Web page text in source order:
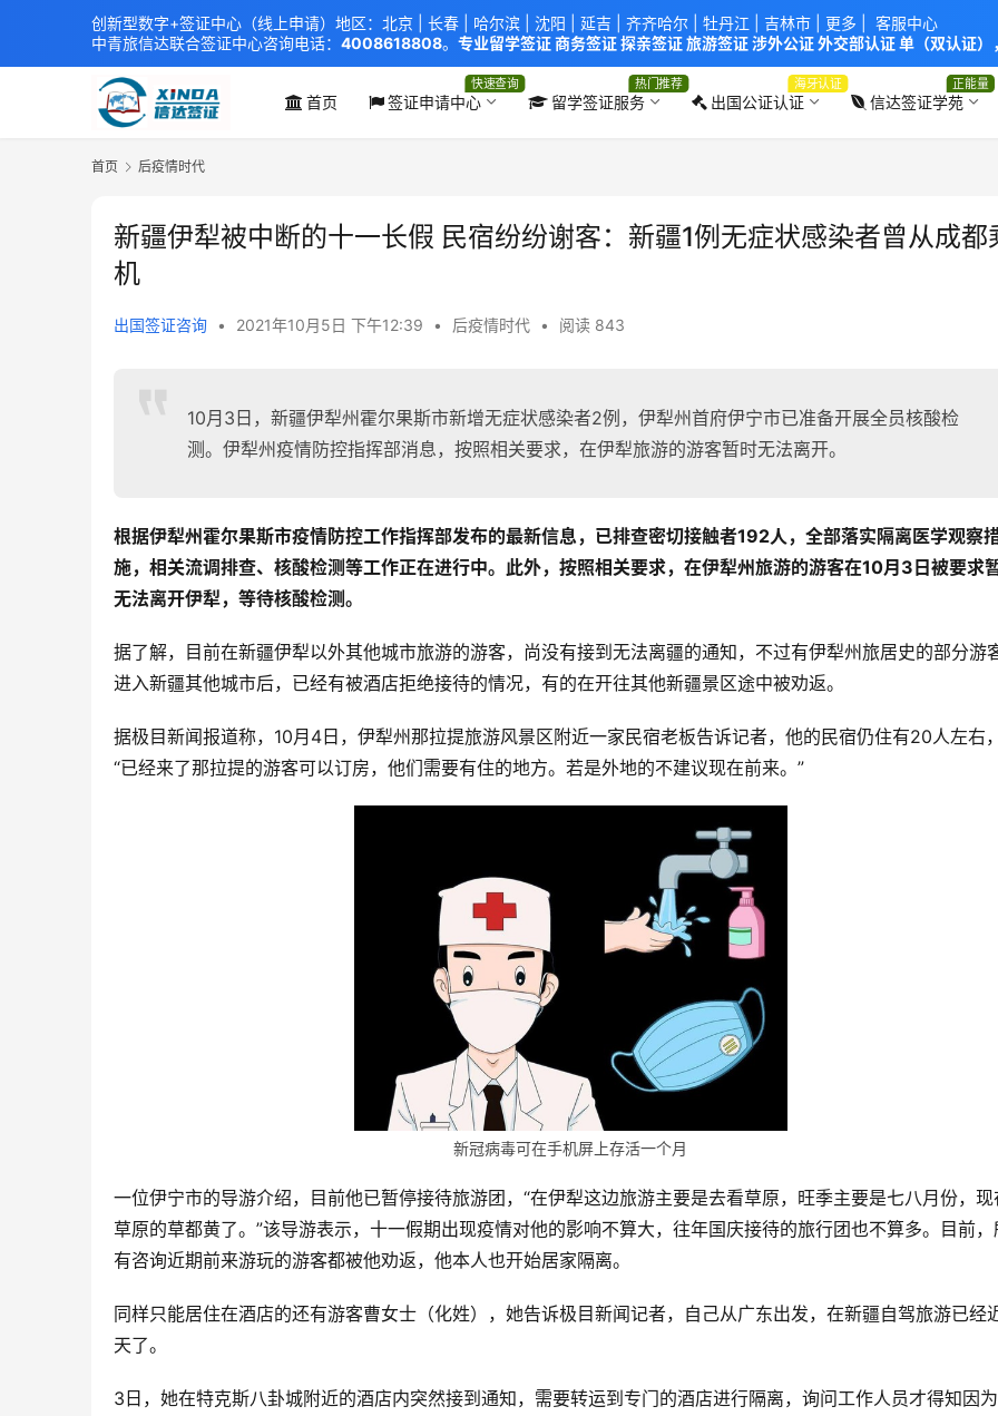
首页 签证申请中心
快速查询
留学签证服务
热门推荐
出国公证认证
海牙认证
信达签证学苑
正能量
首页 后疫情时代
新疆伊犁被中断的十一长假 民宿纷纷谢客：新疆1例无症状感染者曾从成都
机
出国签证咨询 • 2021年10月5日 下午12:39 • 后疫情时代 • 阅读 843
10月3日，新疆伊犁州霍尔果斯市新增无症状感染者2例，伊犁州首府伊宁市已准备开展全员核酸检
测。伊犁州疫情防控指挥部消息，按照相关要求，在伊犁旅游的游客暂时无法离开。
根据伊犁州霍尔果斯市疫情防控工作指挥部发布的最新信息，已排查密切接触者192人，全部落实隔离医学观察
施，相关流调排查、核酸检测等工作正在进行中。此外，按照相关要求，在伊犁州旅游的游客在10月3日被要求
无法离开伊犁，等待核酸检测。
据了解，目前在新疆伊犁以外其他城市旅游的游客，尚没有接到无法离疆的通知，不过有伊犁州旅居史的部分游客
进入新疆其他城市后，已经有被酒店拒绝接待的情况，有的在开往其他新疆景区途中被劝返。
据极目新闻报道称，10月4日，伊犁州那拉提旅游风景区附近一家民宿老板告诉记者，他的民宿仍住有20人左右，
“已经来了那拉提的游客可以订房，他们需要有住的地方。若是外地的不建议现在前来。”
新冠病毒可在手机屏上存活一个月
一位伊宁市的导游介绍，目前他已暂停接待旅游团，“在伊犁这边旅游主要是去看草原，旺季主要是七八月份，现
草原的草都黄了。”该导游表示，十一假期出现疫情对他的影响不算大，往年国庆接待的旅行团也不算多。目前，
有咨询近期前来游玩的游客都被他劝返，他本人也开始居家隔离。
同样只能居住在酒店的还有游客曹女士（化姓），她告诉极目新闻记者，自己从广东出发，在新疆自驾旅游已经
天了。
3日，她在特克斯八卦城附近的酒店内突然接到通知，需要转运到专门的酒店进行隔离，询问工作人员才得知因
创新型数字+签证中心（线上申请）地区：北京 | 长春 哈尔滨 沈阳 延吉 | 齐齐哈尔 | 牡丹江 吉林市 | 更多 | 客服中心
中青旅信达联合签证中心咨询电话： 4008618808。 专业留学签证 商务签证 探亲签证 旅游签证 涉外公证 外交部认证 单（双认证
xindavisa01 免责声明：本站非政府网站，不隶属于大使馆！提供服务机构：信达出入境服务有限公司/中青国际旅行社有限公司.
外交部认证 单（双认证），海牙认证。